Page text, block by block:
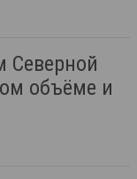
Северной
объёме и